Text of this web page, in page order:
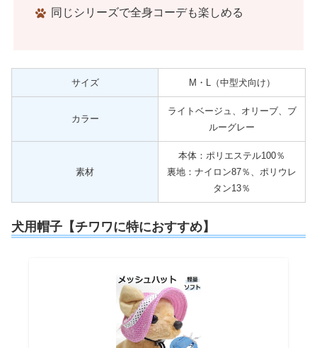
同じシリーズで全身コーデも楽しめる
サイズ M・L（中型犬向け）
カラー
ライトベージュ、オリーブ、ブ
ルーグレー
素材
本体：ポリエステル100％
裏地：ナイロン87％、ポリウレ
タン13％
犬用帽子【チワワに特におすすめ】